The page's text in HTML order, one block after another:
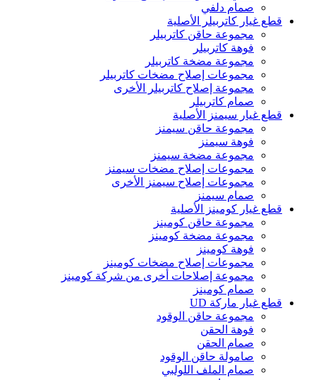
صمام دلفي
قطع غيار كاتربيلر الأصلية
مجموعة حاقن كاتربيلر
فوهة كاتربيلر
مجموعة مضخة كاتربيلر
مجموعات إصلاح مضخات كاتربيلر
مجموعة إصلاح كاتربيلر الأخرى
صمام كاتربيلر
قطع غيار سيمنز الأصلية
مجموعة حاقن سيمنز
فوهة سيمنز
مجموعة مضخة سيمنز
مجموعات إصلاح مضخات سيمنز
مجموعات إصلاح سيمنز الأخرى
صمام سيمنز
قطع غيار كومينز الأصلية
مجموعة حاقن كومينز
مجموعة مضخة كومينز
فوهة كومينز
مجموعات إصلاح مضخات كومينز
مجموعة إصلاحات أخرى من شركة كومينز
صمام كومينز
قطع غيار ماركة UD
مجموعة حاقن الوقود
فوهة الحقن
صمام الحقن
صامولة حاقن الوقود
صمام الملف اللولبي